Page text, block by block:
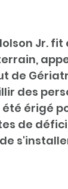
Jr.
de
des
été érigé
de